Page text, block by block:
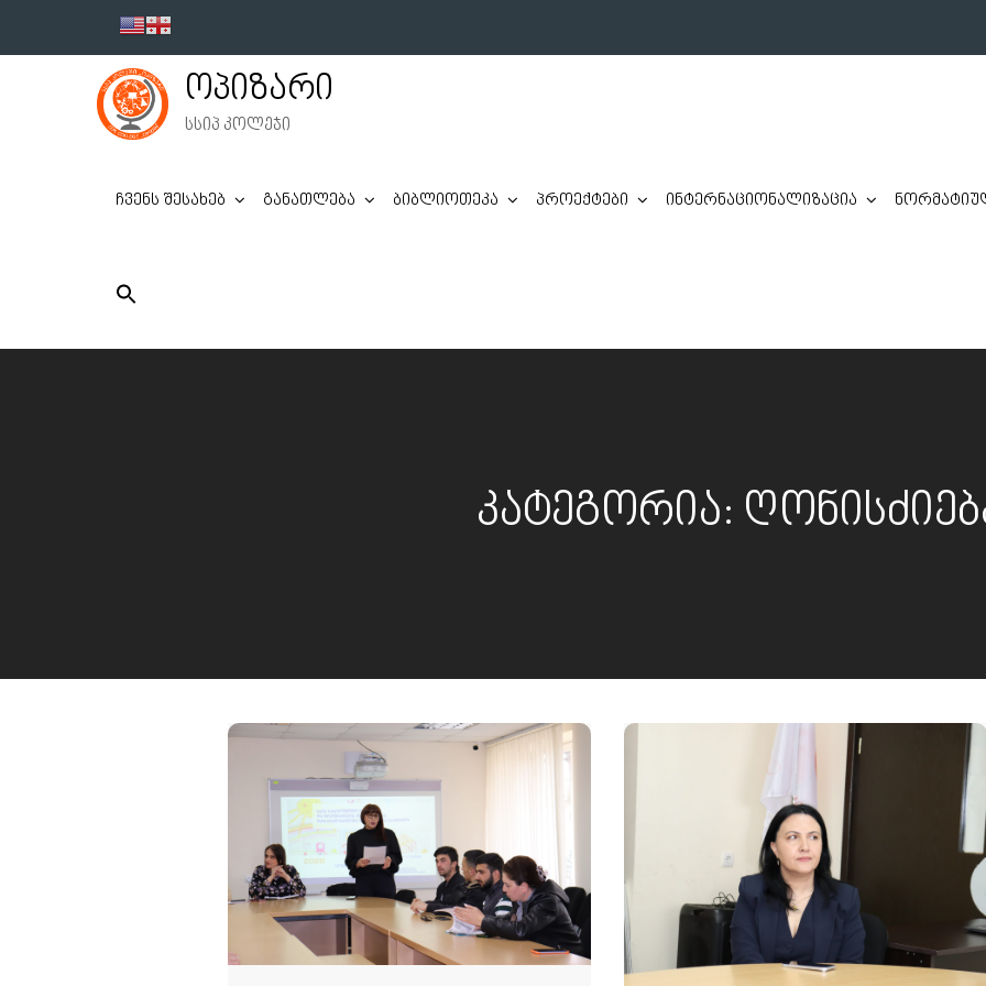
ოპიზარი
სსიპ კოლეჯი
ჩვენს შესახებ განათლება ბიბლიოთეკა პროექტები ინტერნაციონალიზაცია
კატეგორია: